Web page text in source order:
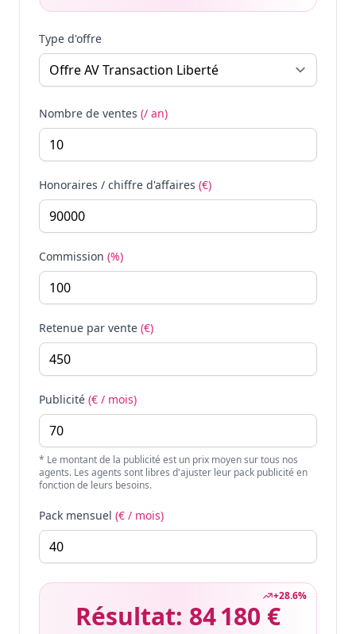
Type d'offre
Nombre de ventes (/ an)
Honoraires / chiffre d'affaires (€)
Commission (%)
Retenue par vente (€)
Publicité (€ / mois)
* Le montant de la publicité est un prix moyen sur tous nos
agents. Les agents sont libres d'ajuster leur pack publicité en
fonction de leurs besoins.
Pack mensuel (€ / mois)
+28.6%
Résultat: 84 180 €